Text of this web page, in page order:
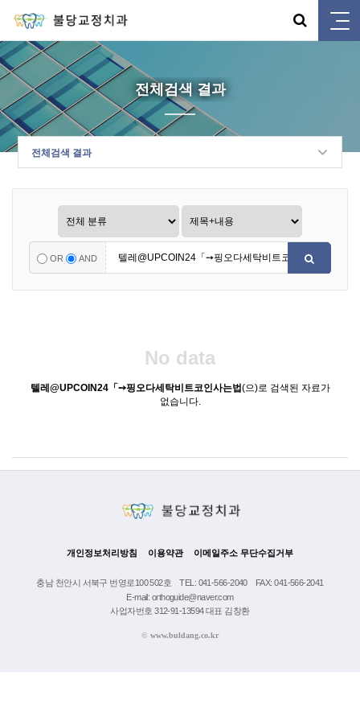
전체검색 결과
전체검색 결과
OR AND
No data
텔레@UPCOIN24「➙핑오다세탁비트코인사는법(으)로 검색된 자료가
없습니다.
개인정보처리방침 이용약관 이메일주소 무단수집거부
충남 천안시 서북구 번영로100 502호 TEL: 041-566-2040
FAX: 041-566-2041
E-mail: orthoguide@naver.com
사업자번호 312-91-13594 대표 김창환
© www.buldang.co.kr